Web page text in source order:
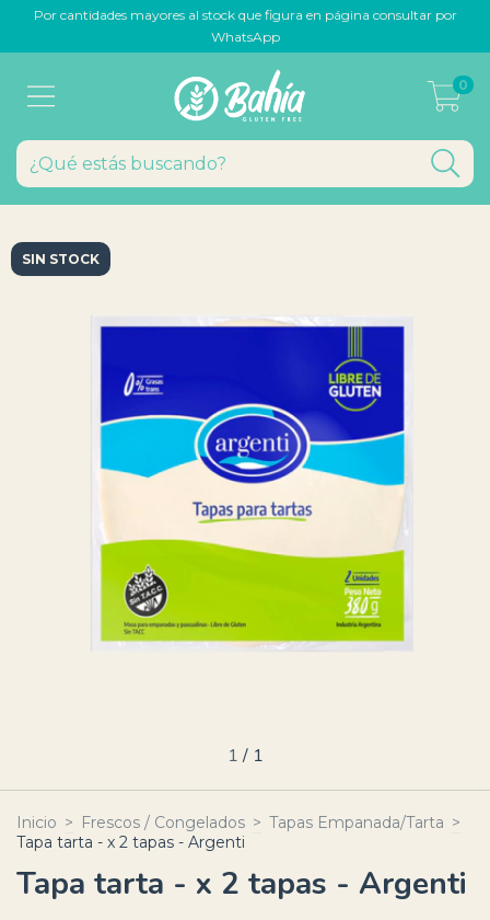
Por cantidades mayores al stock que figura en página consultar por
WhatsApp
0
SIN STOCK
1 / 1
Inicio > Frescos / Congelados > Tapas Empanada/Tarta >
Tapa tarta - x 2 tapas - Argenti
Tapa tarta - x 2 tapas - Argenti